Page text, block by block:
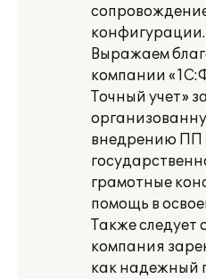
конфигурации.
Выражаем
компании
Точный учет»
внедрению ПП
грамотные
помощь в
Также следует
компания
как надежный